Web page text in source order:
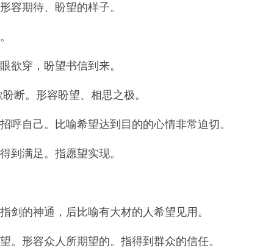
期待、盼望的样子。
穿，盼望书信到来。
。形容盼望、相思之极。
自己。比喻希望达到目的的心情非常迫切。
满足。指愿望实现。
的神通，后比喻有大材的人希望见用。
形容众人所期望的。指得到群众的信任。